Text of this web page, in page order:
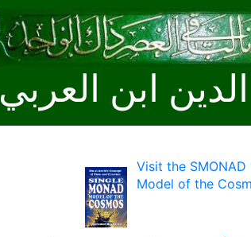
ابن العربي
Visit the
Model of the